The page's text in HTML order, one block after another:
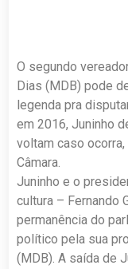
O segundo
Dias (MDB) pode
legenda pra
em 2016, Juninho
voltam caso ocorra,
Câmara.
Juninho e o
cultura – Fernando
permanência do
político pela sua
(MDB). A saída de